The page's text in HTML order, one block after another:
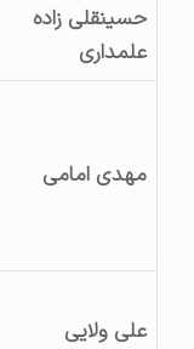
حسینقلی زاده
علمداری
مهدی امامی
علی ولایی